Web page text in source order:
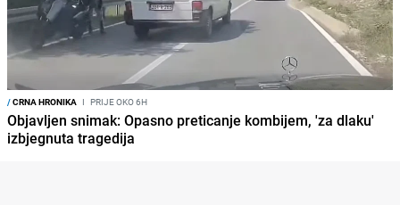
/CRNA HRONIKA I PRIJE OKO 6H
Objavljen snimak: Opasno preticanje kombijem, 'za dlaku'
izbjegnuta tragedija